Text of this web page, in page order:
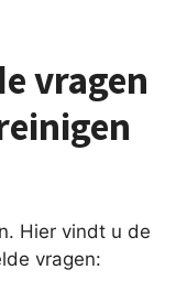
vragen
Hier vindt u de
vragen: